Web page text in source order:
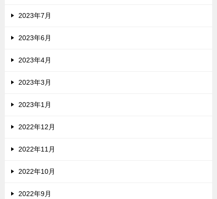
2023年7月
2023年6月
2023年4月
2023年3月
2023年1月
2022年12月
2022年11月
2022年10月
2022年9月